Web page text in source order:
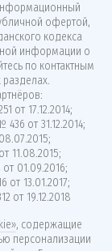
офертой,
кодекса
информации о
по контактным
от 17.12.2014;
от 31.12.2014;
11.08.2015;
01.09.2016;
от 13.01.2017;
от 19.12.2018
, содержащие
персонализации